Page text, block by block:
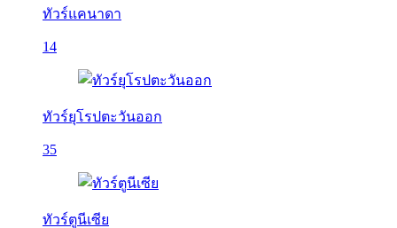
ทัวร์แคนาดา
14
ทัวร์ยุโรปตะวันออก
35
ทัวร์ตูนีเซีย